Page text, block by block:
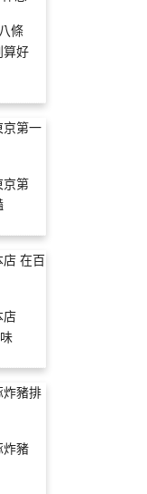
條
算好
京第
店
炸豬